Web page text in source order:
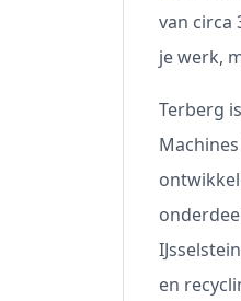
van circa
je werk,
Terberg
en